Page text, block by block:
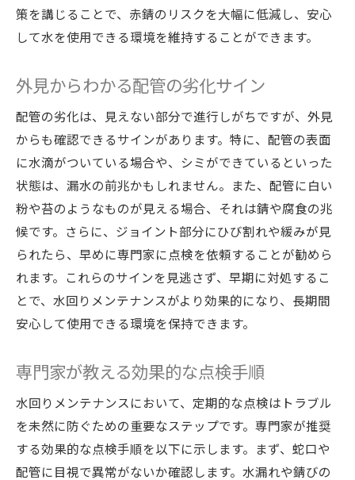
策を講じることで、赤錆のリスクを大幅に低減し、安心
して水を使用できる環境を維持することができます。
外見からわかる配管の劣化サイン
配管の劣化は、見えない部分で進行しがちですが、外見
からも確認できるサインがあります。特に、配管の表面
に水滴がついている場合や、シミができているといった
状態は、漏水の前兆かもしれません。また、配管に白い
粉や苔のようなものが見える場合、それは錆や腐食の兆
候です。さらに、ジョイント部分にひび割れや緩みが見
られたら、早めに専門家に点検を依頼することが勧めら
れます。これらのサインを見逃さず、早期に対処するこ
とで、水回りメンテナンスがより効果的になり、長期間
安心して使用できる環境を保持できます。
専門家が教える効果的な点検手順
水回りメンテナンスにおいて、定期的な点検はトラブル
を未然に防ぐための重要なステップです。専門家が推奨
する効果的な点検手順を以下に示します。まず、蛇口や
配管に目視で異常がないか確認します。水漏れや錆びの